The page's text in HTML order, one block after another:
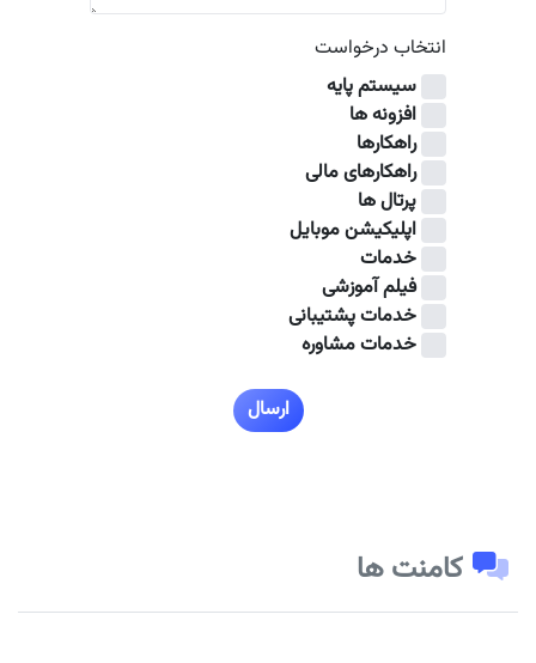
انتخاب درخواست
سیستم پایه
افزونه ها
راهکارها
راهکارهای مالی
پرتال ها
اپلیکیشن موبایل
خدمات
فیلم آموزشی
خدمات پشتیبانی
خدمات مشاوره
ارسال
کامنت ها